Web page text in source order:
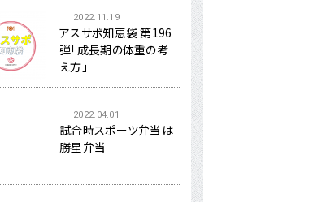
2022.11.19
アスサポ知恵袋 第196
弾「成長期の体重の考
え方」
2022.04.01
試合時スポーツ弁当は
勝星弁当